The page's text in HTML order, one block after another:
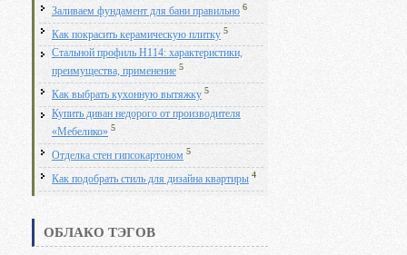
Заливаем фундамент для бани правильно 6
Как покрасить керамическую плитку 5
Стальной профиль Н114: характеристики,
преимущества, применение 5
Как выбрать кухонную вытяжку 5
Купить диван недорого от производителя
«Мебелико» 5
Отделка стен гипсокартоном 5
Как подобрать стиль для дизайна квартиры 4
ОБЛАКО ТЭГОВ